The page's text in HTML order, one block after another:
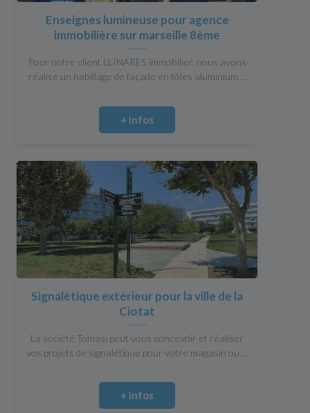
Enseignes lumineuse pour agence
immobilière sur marseille 8ème
Pour notre client LLINARES immobilier, nous avons
réalisé un habillage de façade en tôles aluminium ...
+ infos
Signalétique extérieur pour la ville de la
Ciotat
La société Tomasi peut vous concevoir et réaliser
vos projets de signalétique pour votre magasin ou ...
+ infos